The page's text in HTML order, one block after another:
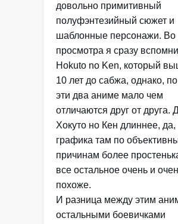
довольно примитивный
полуфэнтезийный сюжет и
шаблонные персонажи. Во
просмотра я сразу
Hokuto no Ken, который
10 лет до сабжа, однако, по
эти два аниме мало чем
отличаются друг от друга.
Хокуто но Кен длиннее, да,
графика там по
причинам более
все остальное очень и
похоже.
И разница между этим
остальными боевичками